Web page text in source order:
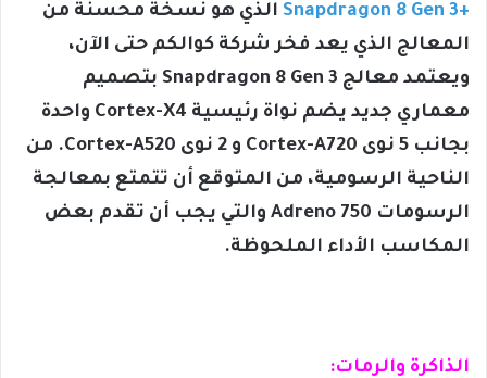
+Snapdragon 8 Gen 3
الذي هو نسخة محسنة من
المعالج الذي يعد فخر شركة كوالكم حتى الآن،
ويعتمد معالج Snapdragon 8 Gen 3 بتصميم
معماري جديد يضم نواة رئيسية Cortex-X4 واحدة
بجانب 5 نوى Cortex-A720 و 2 نوى Cortex-A520. من
الناحية الرسومية، من المتوقع أن تتمتع بمعالجة
الرسومات Adreno 750 والتي يجب أن تقدم بعض
المكاسب الأداء الملحوظة.
الذاكرة والرمات: